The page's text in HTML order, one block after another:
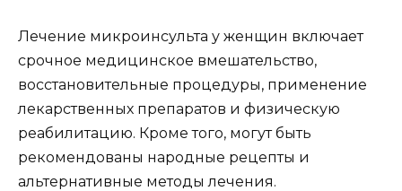
Лечение микроинсульта у женщин включает
срочное медицинское вмешательство,
восстановительные процедуры, применение
лекарственных препаратов и физическую
реабилитацию. Кроме того, могут быть
рекомендованы народные рецепты и
альтернативные методы лечения.